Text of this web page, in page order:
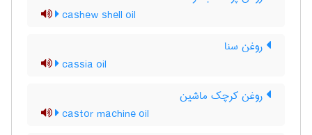
cashew shell oil
روغن سنا
cassia oil
روغن کرچک ماشین
castor machine oil